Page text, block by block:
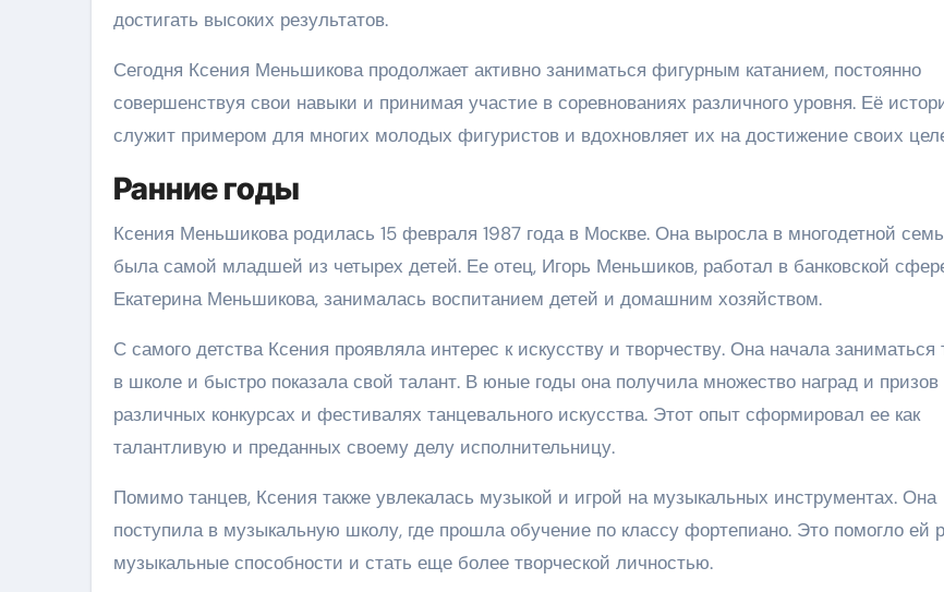
достигать высоких результатов.
Сегодня Ксения Меньшикова продолжает активно заниматься фигурным катанием, постоянно
совершенствуя свои навыки и принимая участие в соревнованиях различного уровня. Её
служит примером для многих молодых фигуристов и вдохновляет их на достижение своих
Ранние годы
Ксения Меньшикова родилась 15 февраля 1987 года в Москве. Она выросла в многодетной
была самой младшей из четырех детей. Ее отец, Игорь Меньшиков, работал в банковской
Екатерина Меньшикова, занималась воспитанием детей и домашним хозяйством.
С самого детства Ксения проявляла интерес к искусству и творчеству. Она начала заниматься
в школе и быстро показала свой талант. В юные годы она получила множество наград и призов
различных конкурсах и фестивалях танцевального искусства. Этот опыт сформировал ее как
талантливую и преданных своему делу исполнительницу.
Помимо танцев, Ксения также увлекалась музыкой и игрой на музыкальных инструментах. Она
поступила в музыкальную школу, где прошла обучение по классу фортепиано. Это помогло ей
музыкальные способности и стать еще более творческой личностью.